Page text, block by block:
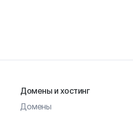
Домены и хостинг
Домены